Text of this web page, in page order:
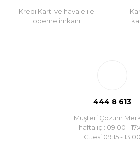
Kredi Kartı ve havale ile
ödeme imkanı
444 8 613
Müşteri Çözüm
hafta içi: 09:00 -
C.tesi 09:15 - 13:00